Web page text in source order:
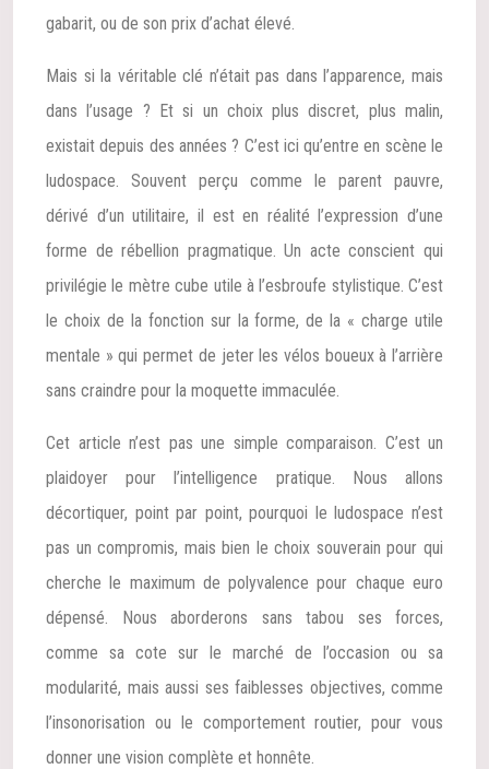
gabarit, ou de son prix d’achat élevé.
Mais si la véritable clé n’était pas dans l’apparence, mais
dans l’usage ? Et si un choix plus discret, plus malin,
existait depuis des années ? C’est ici qu’entre en scène le
ludospace. Souvent perçu comme le parent pauvre,
dérivé d’un utilitaire, il est en réalité l’expression d’une
forme de rébellion pragmatique. Un acte conscient qui
privilégie le mètre cube utile à l’esbroufe stylistique. C’est
le choix de la fonction sur la forme, de la « charge utile
mentale » qui permet de jeter les vélos boueux à l’arrière
sans craindre pour la moquette immaculée.
Cet article n’est pas une simple comparaison. C’est un
plaidoyer pour l’intelligence pratique. Nous allons
décortiquer, point par point, pourquoi le ludospace n’est
pas un compromis, mais bien le choix souverain pour qui
cherche le maximum de polyvalence pour chaque euro
dépensé. Nous aborderons sans tabou ses forces,
comme sa cote sur le marché de l’occasion ou sa
modularité, mais aussi ses faiblesses objectives, comme
l’insonorisation ou le comportement routier, pour vous
donner une vision complète et honnête.